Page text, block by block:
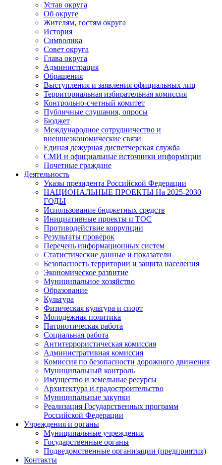
Устав округа
Об округе
Жителям, гостям округа
История
Символика
Совет округа
Глава округа
Администрация
Обращения
Выступления и заявления официальных лиц
Территориальная избирательная комиссия
Контрольно-счетный комитет
Публичные слушания, опросы
Бюджет
Международное сотрудничество и
внешнеэкономические связи
Единая дежурная диспетчерская служба
СМИ и официальные источники информации
Почетные граждане
Деятельность
Указы президента Российской Федерации
НАЦИОНАЛЬНЫЕ ПРОЕКТЫ На 2025-2030
ГОДЫ
Использование бюджетных средств
Инициативные проекты и ТОС
Противодействие коррупции
Результаты проверок
Перечень информационных систем
Статистические данные и показатели
Безопасность территории и защита населения
Экономическое развитие
Муниципальное хозяйство
Образование
Культура
Физическая культура и спорт
Молодежная политика
Патриотическая работа
Социальная работа
Антитеррористическая комиссия
Административная комиссия
Комиссия по безопасности дорожного движения
Муниципальный контроль
Имущество и земельные ресурсы
Архитектура и градостроительство
Муниципальные закупки
Реализация Государственных программ
Российской Федерации
Учреждения и органы
Муниципальные учреждения
Государственные органы
Подведомственные организации (предприятия)
Контакты